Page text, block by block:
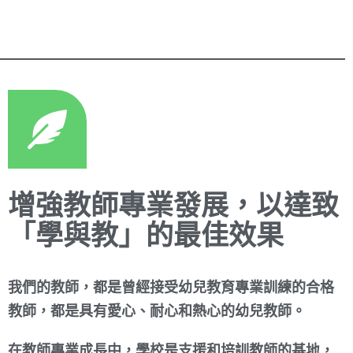
增強教師專業發展，以達致
「學與教」的最佳效果​
我們的教師，都是曾經接受幼兒教育專業訓練的合格
教師，都是具有愛心、耐心和熱心的幼兒教師。